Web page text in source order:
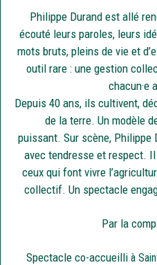
Philippe Durand est allé
écouté leurs paroles, leurs
mots bruts, pleins de vie et
outil rare : une gestion
chacun·e
Depuis 40 ans, ils cultivent,
de la terre. Un modèle
puissant. Sur scène, Philippe
avec tendresse et respect.
ceux qui font vivre
collectif. Un spectacle
Par la
Spectacle co-accueilli à